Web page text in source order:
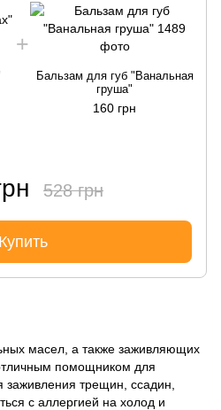
Бальзам для губ "Ванальная
груша"
160 грн
528 грн
Купить
масел, а также заживляющих
помощником для
заживления трещин, ссадин,
с аллергией на холод и